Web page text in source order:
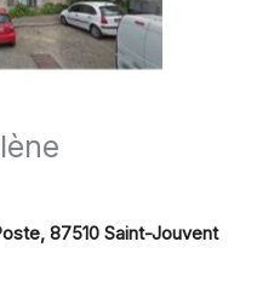
87510 Saint-Jouvent